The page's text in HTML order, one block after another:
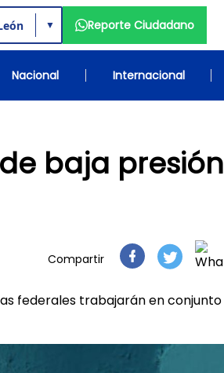
▼ Reporte Ciudadano
Nacional Internacional
baja presión
Compartir
federales trabajarán en conjunto